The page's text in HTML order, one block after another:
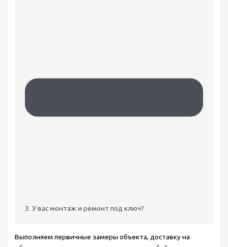
3. У вас монтаж и ремонт под ключ?
Выполняем первичные замеры объекта, доставку на